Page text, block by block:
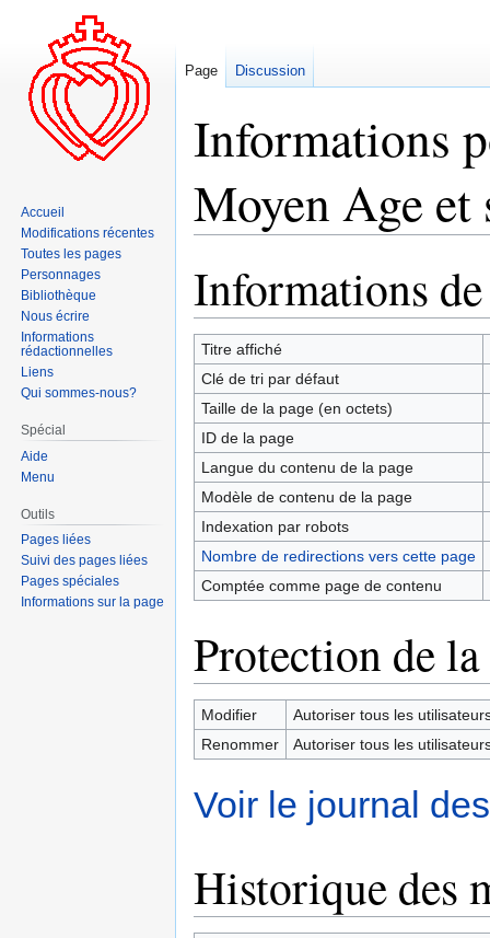
Informations
Moyen Age et
la
navigation
la
recherche
Informations de
Titre affiché
Clé de tri par défaut
Taille de la page (en octets)
ID de la page
Langue du contenu de la page
Modèle de contenu de la page
Indexation par robots
Nombre de redirections vers cette page
Comptée comme page de contenu
Protection de la
Modifier
Autoriser tous les
Renommer
Autoriser tous les
Voir le journal
Historique des
Page Discussion
Accueil
Modifications récentes
Toutes les pages
Personnages
Bibliothèque
Nous écrire
Informations
rédactionnelles
Liens
Qui sommes-nous?
Spécial
Aide
Menu
Outils
Pages liées
Suivi des pages liées
Pages spéciales
Informations sur la page